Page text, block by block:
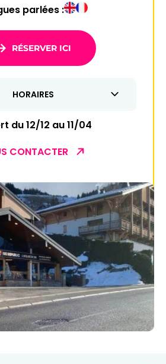
parlées :
RÉSERVER ICI
HORAIRES
du 12/12 au 11/04
CONTACTER